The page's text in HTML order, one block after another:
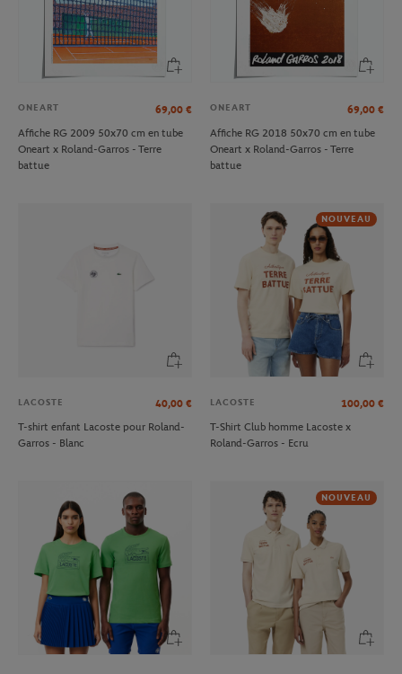
ONEART 69,00 €
Affiche RG 2009 50x70 cm en tube
Oneart x Roland-Garros - Terre
battue
ONEART 69,00 €
Affiche RG 2018 50x70 cm en tube
Oneart x Roland-Garros - Terre
battue
LACOSTE 40,00 €
T-shirt enfant Lacoste pour Roland-
Garros - Blanc
NOUVEAU
LACOSTE 100,00 €
T-Shirt Club homme Lacoste x
Roland-Garros - Ecru
NOUVEAU